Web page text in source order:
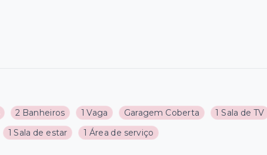
2 Banheiros 1 Vaga Garagem Coberta 1 Sala de TV
1 Sala de estar 1 Área de serviço